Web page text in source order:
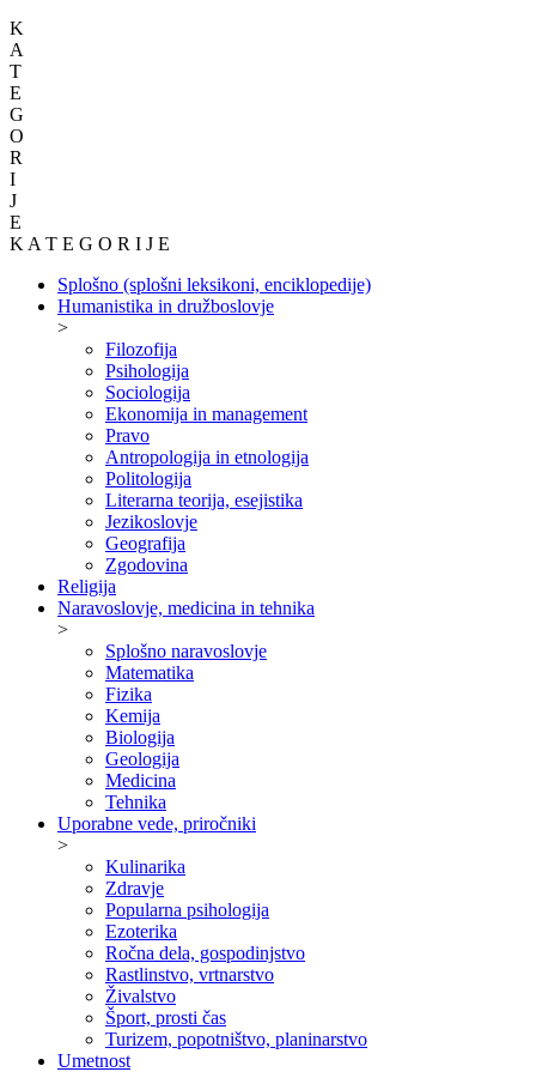
K
A
T
E
G
O
R
I
J
E
K A T E G O R I J E
Splošno (splošni leksikoni, enciklopedije)
Humanistika in družboslovje
>
Filozofija
Psihologija
Sociologija
Ekonomija in management
Pravo
Antropologija in etnologija
Politologija
Literarna teorija, esejistika
Jezikoslovje
Geografija
Zgodovina
Religija
Naravoslovje, medicina in tehnika
>
Splošno naravoslovje
Matematika
Fizika
Kemija
Biologija
Geologija
Medicina
Tehnika
Uporabne vede, priročniki
>
Kulinarika
Zdravje
Popularna psihologija
Ezoterika
Ročna dela, gospodinjstvo
Rastlinstvo, vrtnarstvo
Živalstvo
Šport, prosti čas
Turizem, popotništvo, planinarstvo
Umetnost